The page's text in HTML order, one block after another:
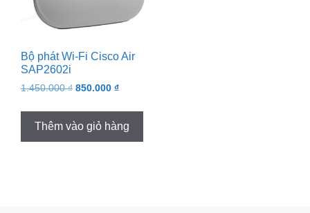
Bộ phát Wi-Fi Cisco Air
SAP2602i
1.450.000₫ 850.000 ₫
Thêm vào giỏ hàng